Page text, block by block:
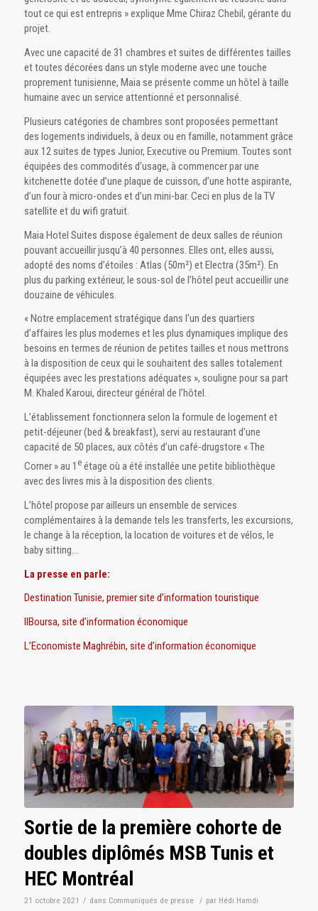
tout ce qui est entrepris » explique Mme Chiraz Chebil, gérante du
projet.
Avec une capacité de 31 chambres et suites de différentes tailles
et toutes décorées dans un style moderne avec une touche
proprement tunisienne, Maia se présente comme un hôtel à taille
humaine avec un service attentionné et personnalisé.
Plusieurs catégories de chambres sont proposées permettant
des logements individuels, à deux ou en famille, notamment grâce
aux 12 suites de types Junior, Executive ou Premium. Toutes sont
équipées des commodités d’usage, à commencer par une
kitchenette dotée d’une plaque de cuisson, d’une hotte aspirante,
d’un four à micro-ondes et d’un mini-bar. Ceci en plus de la TV
satellite et du wifi gratuit.
Maia Hotel Suites dispose également de deux salles de réunion
pouvant accueillir jusqu’à 40 personnes. Elles ont, elles aussi,
adopté des noms d’étoiles : Atlas (50m²) et Electra (35m²). En
plus du parking extérieur, le sous-sol de l’hôtel peut accueillir une
douzaine de véhicules.
« Notre emplacement stratégique dans l’un des quartiers
d’affaires les plus modernes et les plus dynamiques implique des
besoins en termes de réunion de petites tailles et nous mettrons
à la disposition de ceux qui le souhaitent des salles totalement
équipées avec les prestations adéquates », souligne pour sa part
M. Khaled Karoui, directeur général de l’hôtel.
L’établissement fonctionnera selon la formule de logement et
petit-déjeuner (bed & breakfast), servi au restaurant d’une
capacité de 50 places, aux côtés d’un café-drugstore « The
Corner » au 1 eétage où a été installée une petite bibliothèque
avec des livres mis à la disposition des clients.
L’hôtel propose par ailleurs un ensemble de services
complémentaires à la demande tels les transferts, les excursions,
le change à la réception, la location de voitures et de vélos, le
baby sitting…
La presse en parle:
Destination Tunisie, premier site d’information touristique
IlBoursa, site d’information économique
L’Economiste Maghrébin, site d’information économique
Sortie de la première cohorte de
doubles diplômés MSB Tunis et
HEC Montréal
21 octobre 2021 / dans Communiqués de presse / par Hédi Hamdi